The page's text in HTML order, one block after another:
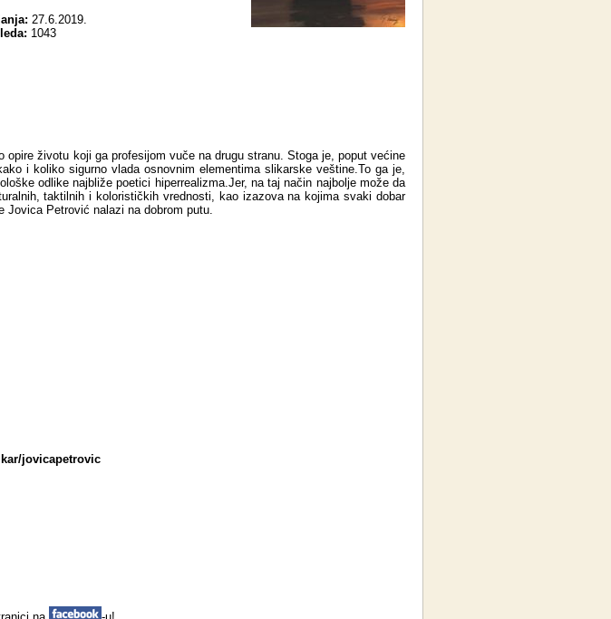
27.6.2019.
1043
životu koji ga profesijom vuče na drugu stranu. Stoga je, poput većine
i koliko sigurno vlada osnovnim elementima slikarske veštine.To ga je,
odlike najbliže poetici hiperrealizma.Jer, na taj način najbolje može da
taktilnih i kolorističkih vrednosti, kao izazova na kojima svaki dobar
Petrović nalazi na dobrom putu.
jovicapetrovic